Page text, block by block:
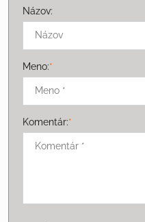
Názov:
Meno:*
Komentár:*